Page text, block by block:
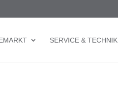
SERVICE & TECHNIK